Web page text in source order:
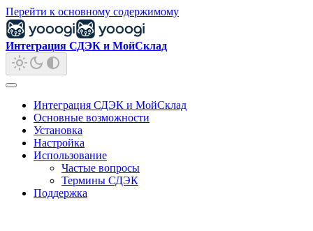
Перейти к основному содержимому
Интеграция СДЭК и МойСклад
Интеграция СДЭК и МойСклад
Основные возможности
Установка
Настройка
Использование
Частые вопросы
Термины СДЭК
Поддержка